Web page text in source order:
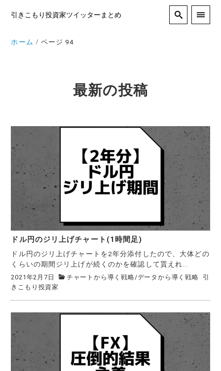
引きこもり投資家ツイッターまとめ
ホーム ページ 94
最新の投稿
ドル円のジリ上げチャート(1時間足)
ドル円のジリ上げチャートを2年分添付したので、大体どの
くらいの期間ジリ上げが続くのかを確認して貰えれ...
2021年2月7日 チャートから導く戦略/データから導く戦略
引
きこもり投資家